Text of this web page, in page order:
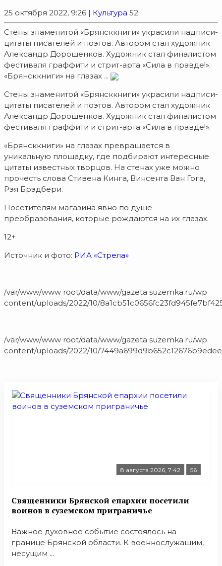
25 октября 2022, 9:26 | Культура 52
Стены знаменитой «Брянсккниги» украсили надписи-
цитаты писателей и поэтов. Автором стал художник
Александр Дорошенков. Художник стал финалистом
фестиваля граффити и стрит-арта «Сила в правде!».
«Брянсккниги» на глазах ...
Стены знаменитой «Брянсккниги» украсили надписи-
цитаты писателей и поэтов. Автором стал художник
Александр Дорошенков. Художник стал финалистом
фестиваля граффити и стрит-арта «Сила в правде!».
«Брянсккниги» на глазах превращается в
уникальную площадку, где подбирают интересные
цитаты известных творцов. На стенах уже можно
прочесть слова Стивена Кинга, Винсента Ван Гога,
Рэя Брэдбери.
Посетителям магазина явно по душе
преобразования, которые рождаются на их глазах.
12+
Источник и фото: РИА «Стрела»
/var/www/www root/data/www/gazeta suzemka.ru/wp
content/uploads/2022/10/
/var/www/www root/data/www/gazeta suzemka.ru/wp
content/uploads/2022/10/
8 августа 2026, 7:42 56
Священники Брянской епархии посетили
воинов в суземском приграничье
Важное духовное событие состоялось на
границе Брянской области. К военнослужащим,
несущим ...